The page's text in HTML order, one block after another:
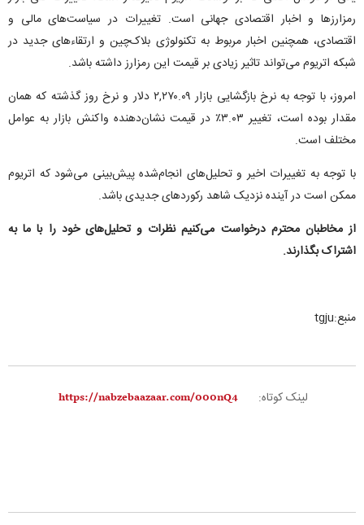
رمزارزها و اخبار اقتصادی جهانی است. تغییرات در سیاست‌های مالی و
اقتصادی، همچنین اخبار مربوط به تکنولوژی بلاک‌چین و ارتقاء‌های جدید در
شبکه اتریوم می‌تواند تاثیر زیادی بر قیمت این رمزارز داشته باشد.
امروز، با توجه به نرخ بازگشایی بازار ۲,۲۷۰.۰۹ دلار و نرخ روز گذشته که همان
مقدار بوده است، تغییر ۳.۰۳٪ در قیمت نشان‌دهنده واکنش بازار به عوامل
مختلف است.
با توجه به تغییرات اخیر و تحلیل‌های انجام‌شده پیش‌بینی می‌شود که اتریوم
ممکن است در آینده نزدیک شاهد رکوردهای جدیدی باشد.
از مخاطبان محترم درخواست می‌کنیم نظرات و تحلیل‌های خود را با ما به
اشتراک بگذارند.
منبع:tgju
لینک کوتاه: